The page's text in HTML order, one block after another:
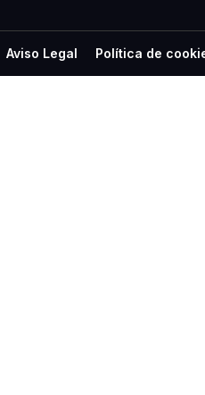
Aviso Legal Política de